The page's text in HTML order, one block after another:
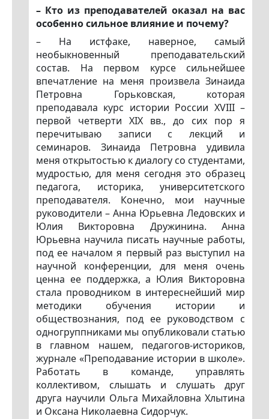
– Кто из преподавателей оказал на вас
особенно сильное влияние и почему?
– На истфаке, наверное, самый
необыкновенный преподавательский
состав. На первом курсе сильнейшее
впечатление на меня произвела Зинаида
Петровна Горьковская, которая
преподавала курс истории России XVIII–
первой четверти XIX вв., до сих пор я
перечитываю записи с лекций и
семинаров. Зинаида Петровна удивила
меня открытостью к диалогу со студентами,
мудростью, для меня сегодня это образец
педагога, историка, университетского
преподавателя. Конечно, мои научные
руководители – Анна Юрьевна Ледовских и
Юлия Викторовна Дружинина. Анна
Юрьевна научила писать научные работы,
под ее началом я первый раз выступил на
научной конференции, для меня очень
ценна ее поддержка, а Юлия Викторовна
стала проводником в интереснейший мир
методики обучения истории и
обществознания, под ее руководством с
одногруппниками мы опубликовали статью
в главном нашем, педагогов-историков,
журнале «Преподавание истории в школе».
Работать в команде, управлять
коллективом, слышать и слушать друг
друга научили Ольга Михайловна Хлытина
и Оксана Николаевна Сидорчук.